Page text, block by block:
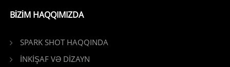
BIZIM HAQQIMIZDA
SPARK SHOT HAQQINDA
İNKİŞAF VƏ DİZAYN